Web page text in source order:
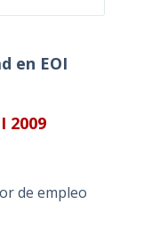
en EOI
2009
de empleo